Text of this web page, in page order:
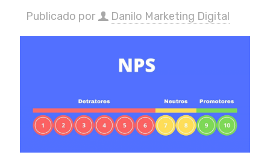
Publicado por Danilo Marketing Digital